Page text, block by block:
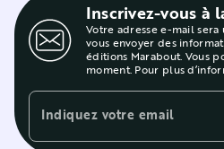
Inscrivez-vous à
Votre adresse e-mail
vous envoyer des
éditions Marabout. Vous
moment. Pour plus
Indiquez votre email